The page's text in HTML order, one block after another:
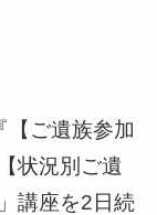
ご遺族参加
状況別ご遺
講座を2日続